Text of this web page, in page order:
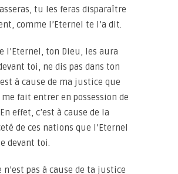
tu les feras disparaître
comme l’Eternel te l’a dit.
l’Eternel, ton Dieu, les aura
toi, ne dis pas dans ton
à cause de ma justice que
me fait entrer en possession de
En effet, c’est à cause de la
de ces nations que l’Eternel
devant toi.
n’est pas à cause de ta justice